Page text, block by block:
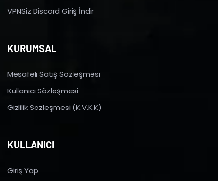
VPNSiz Discord Giriş İndir
KURUMSAL
Mesafeli Satış Sözleşmesi
Kullanıcı Sözleşmesi
Gizlilik Sözleşmesi (K.V.K.K)
KULLANICI
Giriş Yap